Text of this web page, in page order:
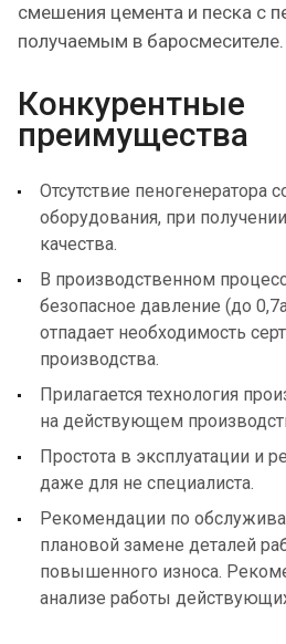
смешения цемента и песка с
получаемым в баросмесителе.
Конкурентные
преимущества
Отсутствие пеногенератора
оборудования, при
качества.
В производственном
безопасное давление (до
отпадает необходимость
производства.
Прилагается технология
на действующем
Простота в эксплуатации и
даже для не специалиста.
Рекомендации по
плановой замене деталей
повышенного износа.
анализе работы